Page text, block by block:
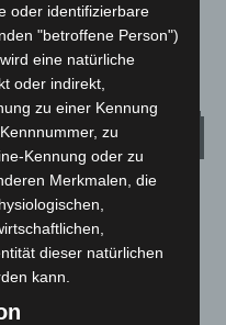
°C 15.5°
oder identifizierbare
"betroffene Person")
eine natürliche
oder indirekt,
zu einer Kennung
zu
Kennung oder zu
Merkmalen, die
dieser natürlichen
kann.